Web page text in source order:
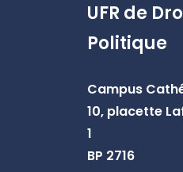
UFR de
Politique
Campus
10, placette
1
BP 2716